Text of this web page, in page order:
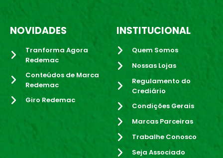
NOVIDADES
Tranforma Agora
Redemac
Conteúdos de Marca
Redemac
Giro Redemac
INSTITUCIONAL
Quem Somos
Nossas Lojas
Regulamento do
Crediário
Condições Gerais
Marcas Parceiras
Trabalhe Conosco
Seja Associado